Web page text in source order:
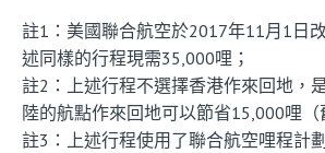
註1：美國聯合航空於2017年11月1日
述同樣的行程現需35,000哩；
註2：上述行程不選擇香港作來回地，
陸的航點作來回地可以節省15,000哩（
註3：上述行程使用了聯合航空哩程計